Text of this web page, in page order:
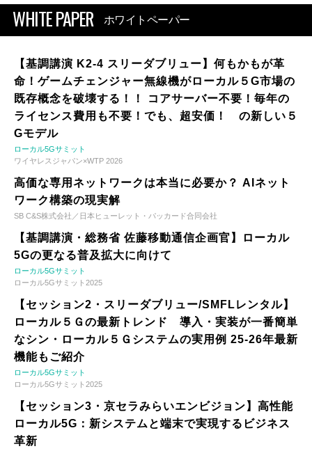
WHITE PAPER ホワイトペーパー
【基調講演 K2-4 スリーダブリュー】何もかもが革
命！ゲームチェンジャー無線機がローカル５G市場の
既存概念を破壊する！！ コアサーバー不要！毎年の
ライセンス費用も不要！でも、超安価！ の新しい５
Gモデル
ローカル5Gサミット
ワイヤレスジャパン×WTP 2026
高価な専用ネットワークは本当に必要か？ AIネット
ワーク構築の現実解
SB C&S株式会社／日本ヒューレット・パッカード合同会社
【基調講演・総務省 佐藤移動通信企画官】ローカル
5Gの更なる普及拡大に向けて
ローカル5Gサミット
ローカル5Gサミット2025
【セッション2・スリーダブリュー/SMFLレンタル】
ローカル５Ｇの最新トレンド 導入・実装が一番簡単
なシン・ローカル５Ｇシステムの実用例 25-26年最新
機能もご紹介
ローカル5Gサミット
ローカル5Gサミット2025
【セッション3・京セラみらいエンビジョン】高性能
ローカル5G：新システムと端末で実現するビジネス
革新